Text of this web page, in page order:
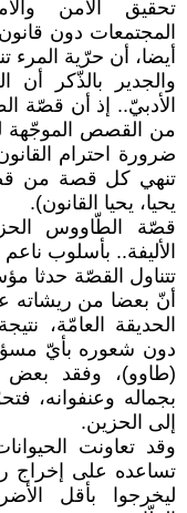
تحقيق الأمن
المجتمعات دون
أيضا، أن حرّية المرء
والجدير بالذّكر أن
الأدبيّ.. إذ أن قصّة
من القصص الموجّهة
ضرورة احترام
تنهي كل قصة من
يحيا، يحيا القانون).
قصّة الطّاووس
الأليفة.. بأسلوب
تتناول القصّة حدثا
أنّ بعضا من ريشاته
الحديقة العامّة،
دون شعوره بأيّ
(طاوو)، وفقد بعض
بجماله وعنفوانه،
إلى الحزين.
وقد تعاونت
تساعده على إخراج
ليخرجوا بأقل